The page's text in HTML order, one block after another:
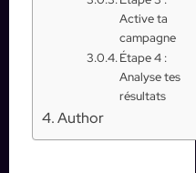
Active ta
campagne
Étape 4 :
Analyse tes
résultats
Author